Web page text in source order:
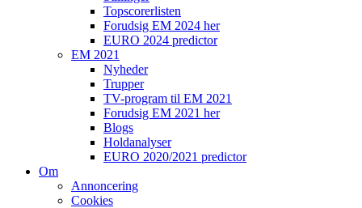
Topscorerlisten
Forudsig EM 2024 her
EURO 2024 predictor
EM 2021
Nyheder
Trupper
TV-program til EM 2021
Forudsig EM 2021 her
Blogs
Holdanalyser
EURO 2020/2021 predictor
Om
Annoncering
Cookies